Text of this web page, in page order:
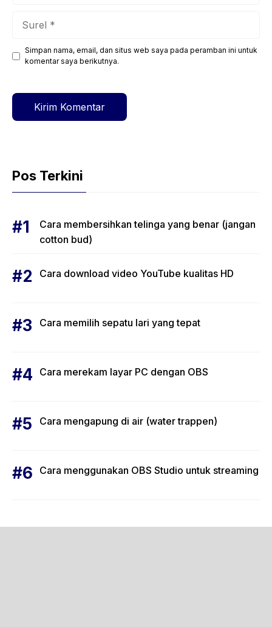
Situs
web
Simpan nama, email, dan situs web saya pada peramban ini untuk
komentar saya berikutnya.
Pos Terkini
Cara membersihkan telinga yang benar (jangan
cotton bud)
Cara download video YouTube kualitas HD
Cara memilih sepatu lari yang tepat
Cara merekam layar PC dengan OBS
Cara mengapung di air (water trappen)
Cara menggunakan OBS Studio untuk streaming